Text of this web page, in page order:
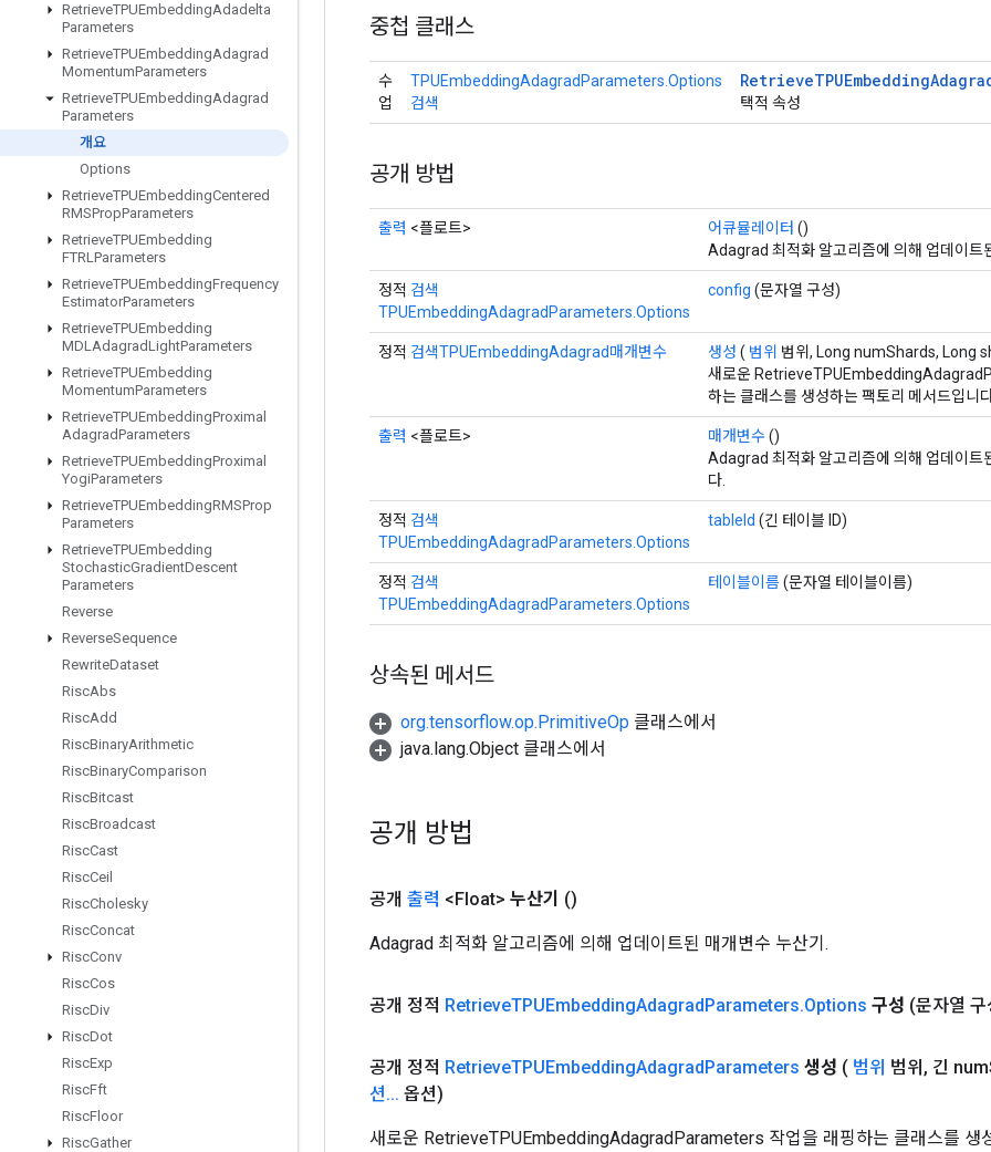
RetrieveTPUEmbeddingAdadelta
Parameters
RetrieveTPUEmbeddingAdagrad
MomentumParameters
RetrieveTPUEmbeddingAdagrad
Parameters
개요
Options
RetrieveTPUEmbeddingCentered
RMSPropParameters
RetrieveTPUEmbedding
FTRLParameters
RetrieveTPUEmbeddingFrequency
EstimatorParameters
RetrieveTPUEmbedding
MDLAdagradLightParameters
RetrieveTPUEmbedding
MomentumParameters
RetrieveTPUEmbeddingProximal
AdagradParameters
RetrieveTPUEmbeddingProximal
YogiParameters
RetrieveTPUEmbeddingRMSProp
Parameters
RetrieveTPUEmbedding
StochasticGradientDescent
Parameters
Reverse
ReverseSequence
RewriteDataset
RiscAbs
RiscAdd
RiscBinaryArithmetic
RiscBinaryComparison
RiscBitcast
RiscBroadcast
RiscCast
RiscCeil
RiscCholesky
RiscConcat
RiscConv
RiscCos
RiscDiv
RiscDot
RiscExp
RiscFft
RiscFloor
RiscGather
중첩 클래스
수
업
TPUEmbeddingAdagradParameters.Options
검색
RetrieveTPUEmbedding
택적 속성
공개 방법
출력 <플로트> 어큐뮬레이터 ()
Adagrad 최적화 알고리즘에 의해 업데이트
정적 검색
TPUEmbeddingAdagradParameters.Options
config (문자열 구성)
정적 검색TPUEmbeddingAdagrad매개변수 생성 ( 범위 범위, Long numShards, Long
새로운
하는 클래스를 생성하는 팩토리 메서드입니
출력 <플로트> 매개변수()
Adagrad 최적화 알고리즘에 의해 업데이트
다.
정적 검색
TPUEmbeddingAdagradParameters.Options
tableId (긴 테이블 ID)
정적 검색
TPUEmbeddingAdagradParameters.Options
테이블이름(문자열 테이블이름)
상속된 메서드
org.tensorflow.op.PrimitiveOp 클래스에서
java.lang.Object 클래스에서
공개 방법
공개 출력 <Float> 누산기 ()
Adagrad 최적화 알고리즘에 의해 업데이트된 매개변수 누산기.
공개 정적 RetrieveTPUEmbeddingAdagradParameters.Options 구성 (문자열 구
공개 정적 RetrieveTPUEmbeddingAdagradParameters 생성 ( 범위 범위 , 긴 num
션... 옵션)
새로운 RetrieveTPUEmbeddingAdagradParameters 작업을 래핑하는 클래스를 생